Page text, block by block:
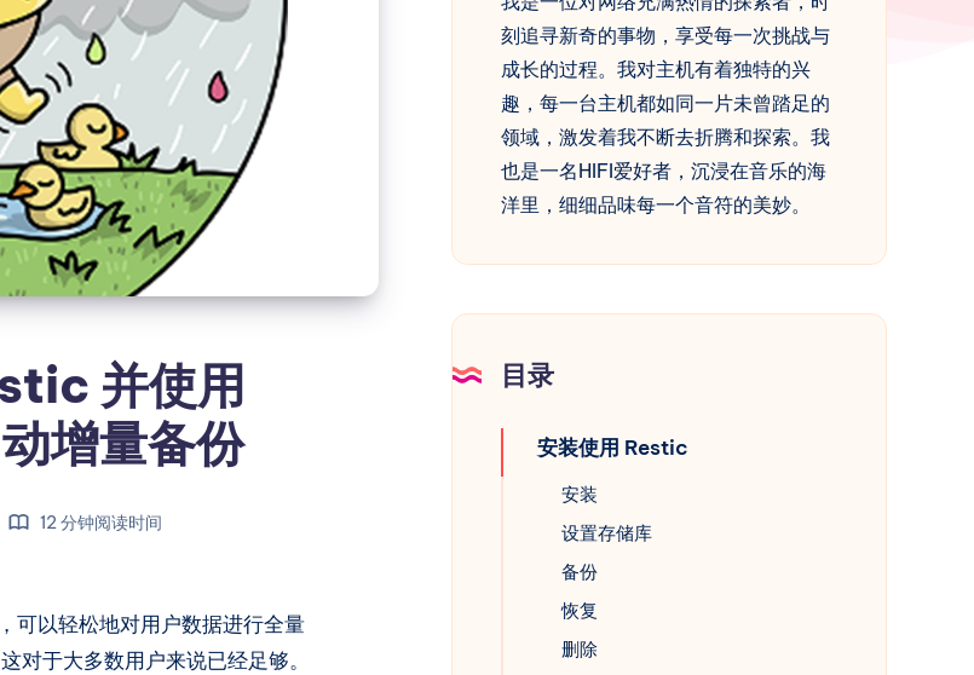
并使用
增量备份
12 分钟阅读时间
可以轻松地对用户数据进行全量
对于大多数用户来说已经足够。
刻追寻新奇的事物，享受每一次挑战与
成长的过程。我对主机有着独特的兴
趣，每一台主机都如同一片未曾踏足的
领域，激发着我不断去折腾和探索。我
也是一名HIFI爱好者，沉浸在音乐的海
洋里，细细品味每一个音符的美妙。
目录
安装使用 Restic
安装
设置存储库
备份
恢复
删除